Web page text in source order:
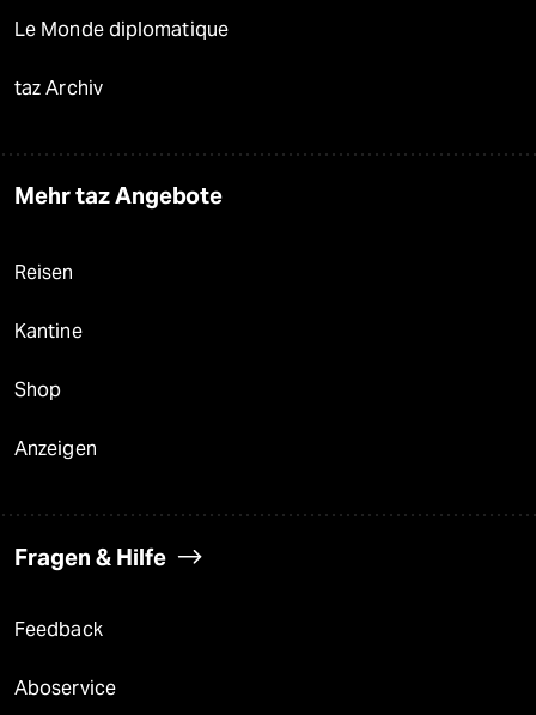
Le Monde diplomatique
taz Archiv
Mehr taz Angebote
Reisen
Kantine
Shop
Anzeigen
Fragen & Hilfe
Feedback
Aboservice